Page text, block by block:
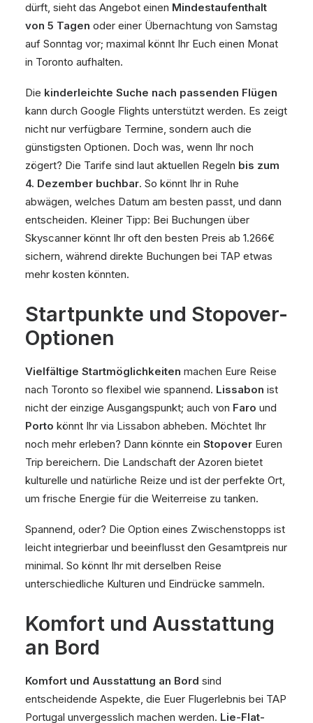
dürft, sieht das Angebot einen Mindestaufenthalt
von 5 Tagen oder einer Übernachtung von Samstag
auf Sonntag vor; maximal könnt Ihr Euch einen Monat
in Toronto aufhalten.
Die kinderleichte Suche nach passenden Flügen
kann durch Google Flights unterstützt werden. Es zeigt
nicht nur verfügbare Termine, sondern auch die
günstigsten Optionen. Doch was, wenn Ihr noch
zögert? Die Tarife sind laut aktuellen Regeln bis zum
4. Dezember buchbar. So könnt Ihr in Ruhe
abwägen, welches Datum am besten passt, und dann
entscheiden. Kleiner Tipp: Bei Buchungen über
Skyscanner könnt Ihr oft den besten Preis ab 1.266€
sichern, während direkte Buchungen bei TAP etwas
mehr kosten könnten.
Startpunkte und Stopover-
Optionen
Vielfältige Startmöglichkeiten machen Eure Reise
nach Toronto so flexibel wie spannend. Lissabon ist
nicht der einzige Ausgangspunkt; auch von Faro und
Porto könnt Ihr via Lissabon abheben. Möchtet Ihr
noch mehr erleben? Dann könnte ein Stopover Euren
Trip bereichern. Die Landschaft der Azoren bietet
kulturelle und natürliche Reize und ist der perfekte Ort,
um frische Energie für die Weiterreise zu tanken.
Spannend, oder? Die Option eines Zwischenstopps ist
leicht integrierbar und beeinflusst den Gesamtpreis nur
minimal. So könnt Ihr mit derselben Reise
unterschiedliche Kulturen und Eindrücke sammeln.
Komfort und Ausstattung
an Bord
Komfort und Ausstattung an Bord sind
entscheidende Aspekte, die Euer Flugerlebnis bei TAP
Portugal unvergesslich machen werden. Lie-Flat-